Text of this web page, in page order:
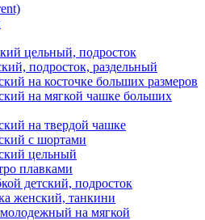
цельный, подросток
подросток, раздельный
на косточке больших размеров
на мягкой чашке больших
на твердой чашке
с шортами
цельный
плавками
детский, подросток
женский, танкини
на мягкой